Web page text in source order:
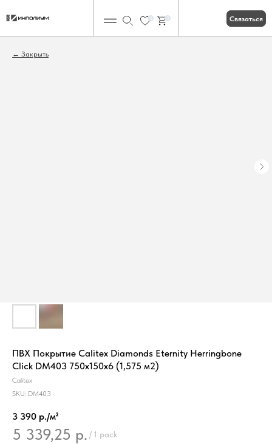
Связаться
Закрыть
ПВХ Покрытие Calitex Diamonds Eternity Herringbone
Click DM403 750x150x6 (1,575 м2)
Calitex
SKU: DM403
3 390 р./м²
5 339,25 р. / 1 pack